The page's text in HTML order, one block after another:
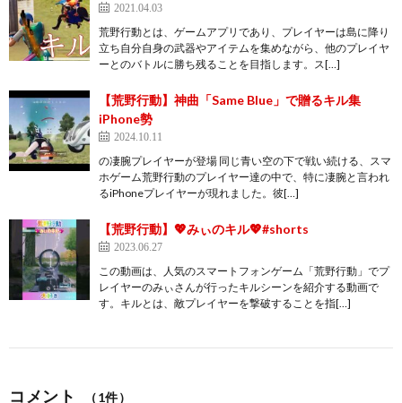
2021.04.03
荒野行動とは、ゲームアプリであり、プレイヤーは島に降り
立ち自分自身の武器やアイテムを集めながら、他のプレイヤ
ーとのバトルに勝ち残ることを目指します。ス[…]
【荒野行動】神曲「Same Blue」で贈るキル集
iPhone勢
2024.10.11
の凄腕プレイヤーが登場 同じ青い空の下で戦い続ける、スマ
ホゲーム荒野行動のプレイヤー達の中で、特に凄腕と言われ
るiPhoneプレイヤーが現れました。彼[…]
【荒野行動】💖みぃのキル💖#shorts
2023.06.27
この動画は、人気のスマートフォンゲーム「荒野行動」でプ
レイヤーのみぃさんが行ったキルシーンを紹介する動画で
す。キルとは、敵プレイヤーを撃破することを指[…]
コメント （1件）